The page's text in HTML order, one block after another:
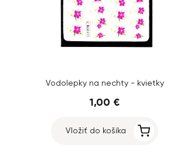
Vodolepky na nechty - kvietky
1,00 €
Vložiť do košíka